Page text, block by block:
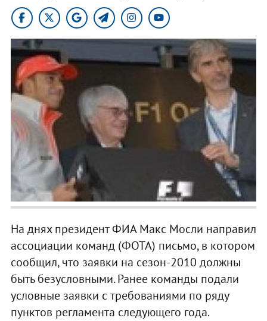
На днях президент ФИА Макс Мосли направил
ассоциации команд (ФОТА) письмо, в котором
сообщил, что заявки на сезон-2010 должны
быть безусловными. Ранее команды подали
условные заявки с требованиями по ряду
пунктов регламента следующего года.